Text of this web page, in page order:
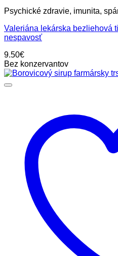
Psychické zdravie, imunita,
Valeriána lekárska bezliehová
nespavosť
9.50€
Bez konzervantov